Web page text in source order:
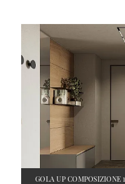
GOLA UP COMPOSIZIONE 1